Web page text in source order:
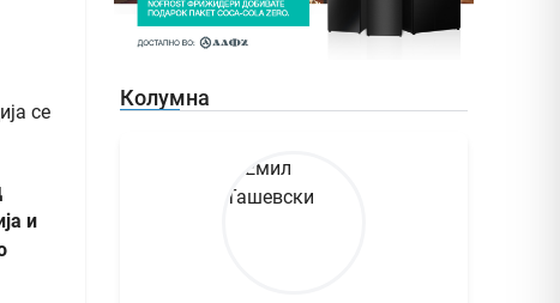
се
и
Колумна